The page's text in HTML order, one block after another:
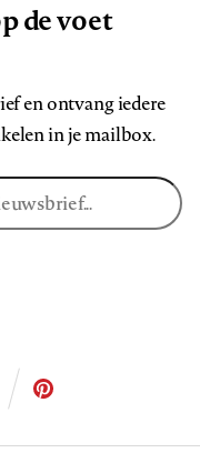
de voet
en ontvang iedere
in je mailbox.
ons